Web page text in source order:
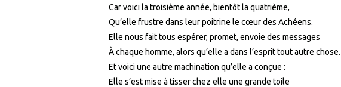
Car voici la troisième année, bientôt la quatrième,
Qu’elle frustre dans leur poitrine le cœur des Achéens.
Elle nous fait tous espérer, promet, envoie des messages
À chaque homme, alors qu’elle a dans l’esprit tout autre chose.
Et voici une autre machination qu’elle a conçue :
Elle s’est mise à tisser chez elle une grande toile